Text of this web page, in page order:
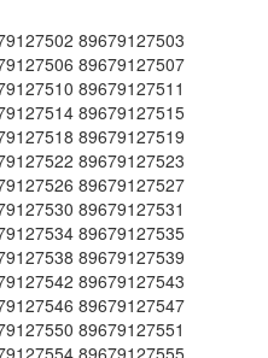
89679127503
89679127507
89679127511
89679127515
89679127519
89679127523
89679127527
89679127531
89679127535
89679127539
89679127543
89679127547
89679127551
89679127555